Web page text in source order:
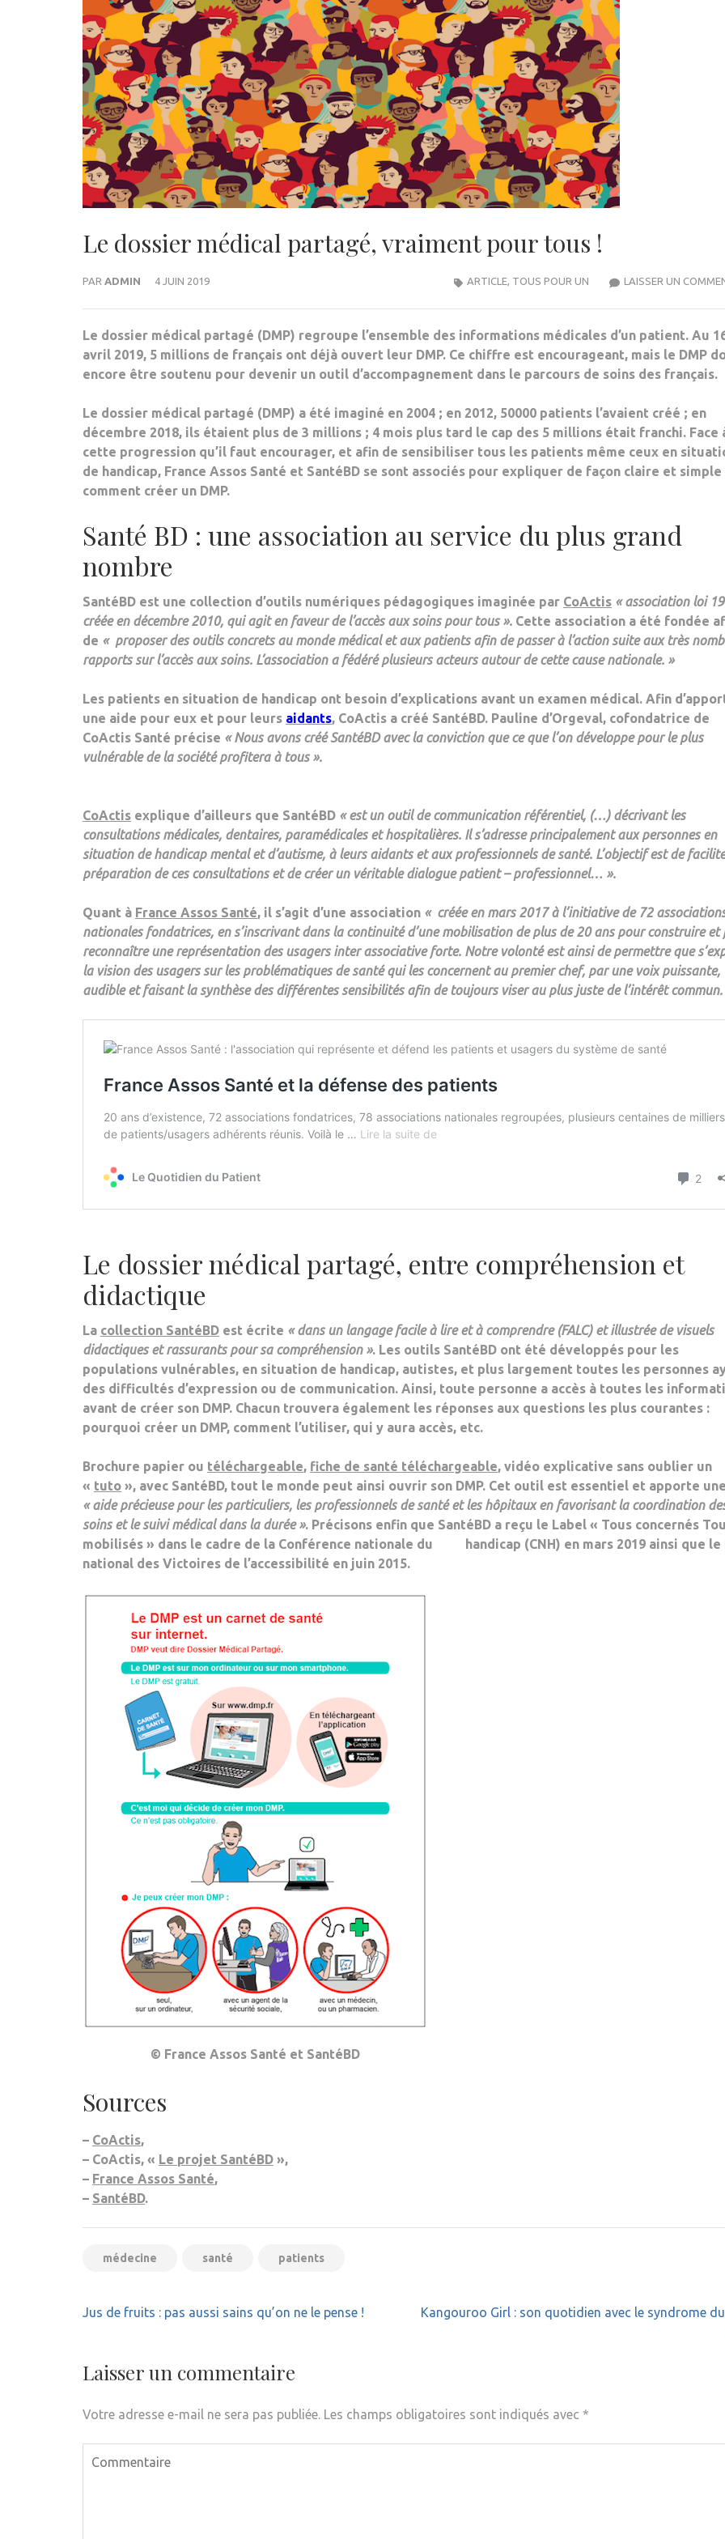
Le dossier médical partagé, vraiment pour tous !
PAR ADMIN 4 JUIN 2019 LAISSER UN
ARTICLE, TOUS POUR UN
Le dossier médical partagé (DMP) regroupe l’ensemble des informations médicales d’un patient. Au
avril 2019, 5 millions de français ont déjà ouvert leur DMP. Ce chiffre est encourageant, mais le DMP
encore être soutenu pour devenir un outil d’accompagnement dans le parcours de soins des français.
Le dossier médical partagé (DMP) a été imaginé en 2004 ; en 2012, 50000 patients l’avaient créé ; en
décembre 2018, ils étaient plus de 3 millions ; 4 mois plus tard le cap des 5 millions était franchi. Face
cette progression qu’il faut encourager, et afin de sensibiliser tous les patients même ceux en
de handicap, France Assos Santé et SantéBD se sont associés pour expliquer de façon claire et simple
comment créer un DMP.
Santé BD : une association au service du plus grand
nombre
SantéBD est une collection d’outils numériques pédagogiques imaginée par CoActis « association loi
créée en décembre 2010, qui agit en faveur de l’accès aux soins pour tous». Cette association a été fondée
de « proposer des outils concrets au monde médical et aux patients afin de passer à l’action suite aux très
rapports sur l’accès aux soins. L’association a fédéré plusieurs acteurs autour de cette cause nationale. »
Les patients en situation de handicap ont besoin d’explications avant un examen médical. Afin
une aide pour eux et pour leurs aidants, CoActis a créé SantéBD. Pauline d’Orgeval, cofondatrice de
CoActis Santé précise « Nous avons créé SantéBD avec la conviction que ce que l’on développe pour le plus
vulnérable de la société profitera à tous ».
CoActis explique d’ailleurs que SantéBD « est un outil de communication référentiel, (…) décrivant les
consultations médicales, dentaires, paramédicales et hospitalières. Il s’adresse principalement aux personnes en
situation dehandicap mental et d’autisme, à leurs aidantset auxprofessionnels de santé. L’objectif est de
préparation de ces consultations et de créer un véritable dialogue patient – professionnel… ».
Quant à France Assos Santé, il s’agit d’une association « créée en mars 2017 à l’initiative de 72
nationales fondatrices, en s’inscrivant dans la continuité d’une mobilisation de plus de 20 ans pour construire et
reconnaître une représentation des usagers inter associative forte. Notre volonté est ainsi de permettre que
la vision des usagerssur les problématiques de santé qui les concernent au premier chef, par une voix puissante,
audible et faisant la synthèse des différentes sensibilités afin de toujours viser au plus juste de l’intérêt commun.
Le dossier médical partagé, entre compréhension et
didactique
La collection SantéBD est écrite « dans un langage facile à lire et à comprendre (FALC) et illustrée de visuels
didactiqueset rassurants pour sa compréhension ». Les outils SantéBD ont été développés pour les
populations vulnérables, en situation de handicap, autistes, et plus largement toutes les personnes
des difficultés d’expression ou de communication. Ainsi, toute personne a accès à toutes les
avant de créer son DMP. Chacun trouvera également les réponses aux questions les plus courantes :
pourquoi créer un DMP, comment l’utiliser, qui y aura accès, etc.
Brochure papier ou téléchargeable, fiche de santé téléchargeable, vidéo explicative sans oublier un
« tuto », avec SantéBD, tout le monde peut ainsi ouvrir son DMP. Cet outil est essentiel et apporte une
«aide précieusepour les particuliers, les professionnels de santé et les hôpitaux en favorisant la coordination
soins et le suivi médical dans la durée ». Précisons enfin que SantéBD a reçu le Label « Tous concernés
mobilisés » dans le cadre de la Conférence nationale du
handicap (CNH) en mars 2019 ainsi que le
national des Victoires de l’accessibilité en juin 2015.
© France Assos Santé et SantéBD
Sources
– CoActis,
– CoActis, « Le projet SantéBD »,
– France Assos Santé,
– SantéBD.
médecine santé patients
Navigation
Jus de fruits : pas aussi sains qu’on ne le pense !
Kangouroo Girl : son quotidien avec le syndrome
Laisser un commentaire
Votre adresse e-mail ne sera pas publiée. Les champs obligatoires sont indiqués avec *